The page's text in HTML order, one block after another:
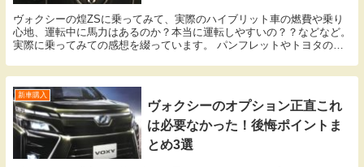
ヴォクシーの煌ZSに乗ってみて、実際のハイブリット車の燃費や乗り
心地、運転中に馬力はあるのか？本当に運転しやすいの？？などなど。
実際に乗ってみての感想を綴っています。 パンフレットやトヨタのお
新車購入
ヴォクシーのオプション正直これ
は必要なかった！後悔ポイントま
とめ3選